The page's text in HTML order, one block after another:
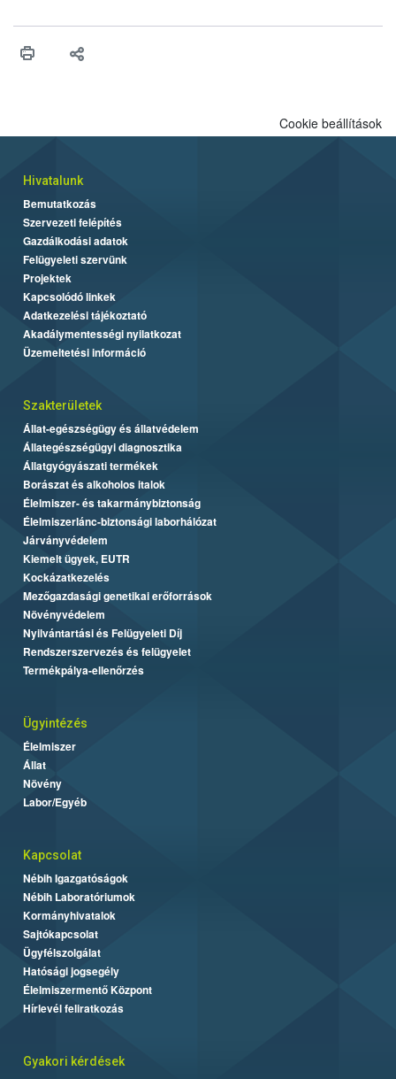
érésű szőlőkben is legyen lehetőség a károsító elleni további
felhasználók számára is elérhető és ökológiai termesztésben is
Cookie beállítások
Hivatalunk
Bemutatkozás
Szervezeti felépítés
Gazdálkodási adatok
Felügyeleti szervünk
Projektek
Kapcsolódó linkek
Adatkezelési tájékoztató
Akadálymentességi nyilatkozat
Üzemeltetési információ
Szakterületek
Állat-egészségügy és állatvédelem
Állategészségügyi diagnosztika
Állatgyógyászati termékek
Borászat és alkoholos italok
Élelmiszer- és takarmánybiztonság
Élelmiszerlánc-biztonsági laborhálózat
Járványvédelem
Kiemelt ügyek, EUTR
Kockázatkezelés
Mezőgazdasági genetikai erőforrások
Növényvédelem
Nyilvántartási és Felügyeleti Díj
Rendszerszervezés és felügyelet
Termékpálya-ellenőrzés
Ügyintézés
Élelmiszer
Állat
Növény
Labor/Egyéb
Kapcsolat
Nébih Igazgatóságok
Nébih Laboratóriumok
Kormányhivatalok
Sajtókapcsolat
Ügyfélszolgálat
Hatósági jogsegély
Élelmiszermentő Központ
Hírlevél feliratkozás
Gyakori kérdések